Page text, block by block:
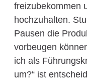
freizubekommen
hochzuhalten.
Pausen die
vorbeugen
ich als
um?“ ist